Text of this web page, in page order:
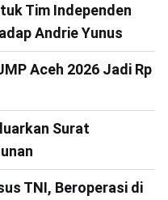
Tim Independen
Andrie Yunus
Aceh 2026 Jadi Rp
Surat
TNI, Beroperasi di